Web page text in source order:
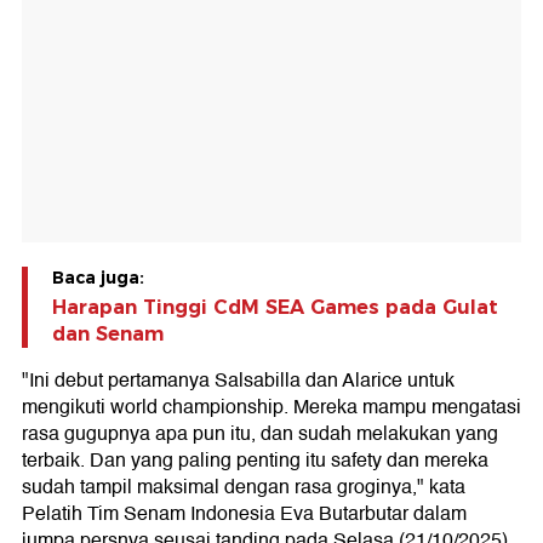
Baca juga:
Harapan Tinggi CdM SEA Games pada Gulat
dan Senam
"Ini debut pertamanya Salsabilla dan Alarice untuk
mengikuti world championship. Mereka mampu mengatasi
rasa gugupnya apa pun itu, dan sudah melakukan yang
terbaik. Dan yang paling penting itu safety dan mereka
sudah tampil maksimal dengan rasa groginya," kata
Pelatih Tim Senam Indonesia Eva Butarbutar dalam